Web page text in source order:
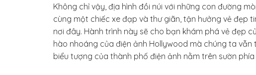
Không chỉ vậy, địa hình đồi núi với những con đường
cùng một chiếc xe đạp và thư giãn, tận hưởng vẻ đẹp
nơi đây. Hành trình này sẽ cho bạn khám phá vẻ đẹp
hào nhoáng của điện ảnh Hollywood mà chúng ta
biểu tượng của thành phố điện ảnh nằm trên sườn phía